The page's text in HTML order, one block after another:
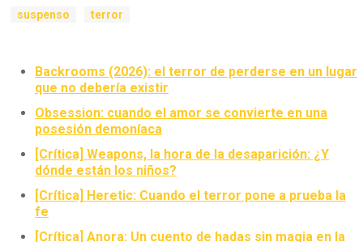
suspenso
terror
Backrooms (2026): el terror de perderse en un lugar
que no debería existir
Obsession: cuando el amor se convierte en una
posesión demoníaca
[Crítica] Weapons, la hora de la desaparición: ¿Y
dónde están los niños?
[Crítica] Heretic: Cuando el terror pone a prueba la
fe
[Crítica] Anora: Un cuento de hadas sin magia en la